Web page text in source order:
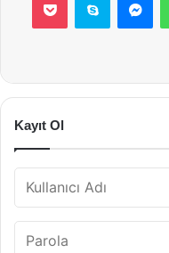
Kayıt Ol